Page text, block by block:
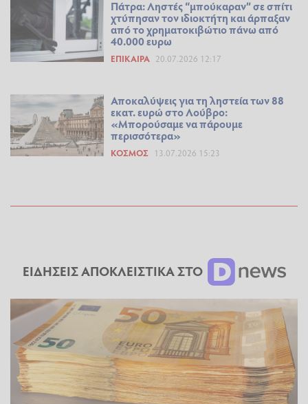
Πάτρα: Ληστές “μπούκαραν” σε σπίτι
χτύπησαν τον ιδιοκτήτη και άρπαξαν
από το χρηματοκιβώτιο πάνω από
40.000 ευρω
ΕΠΊΚΑΙΡΑ 20.07.2026 12:17
Αποκαλύψεις για τη ληστεία των 88
εκατ. ευρώ στο Λούβρο:
«Μπορούσαμε να πάρουμε
περισσότερα»
ΚΌΣΜΟΣ 13.07.2026 15:23
ΕΙΔΗΣΕΙΣ ΑΠΟΚΛΕΙΣΤΙΚΑ ΣΤΟ